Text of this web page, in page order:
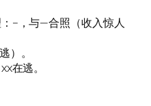
–，与—合照（收入惊人
）。
在逃。